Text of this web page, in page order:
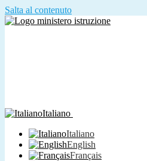
Salta al contenuto
Italiano
Italiano
English
Français